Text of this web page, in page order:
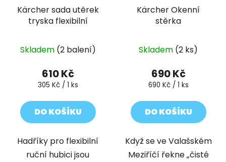
Kärcher sada utěrek
tryska flexibilní
Skladem (2 balení)
610 Kč
Měrná
305 Kč / 1 ks
DO KOŠÍKU
Hadříky pro flexibilní
ruční hubici jsou
Kärcher Okenní
stěrka
Skladem (2 ks)
690 Kč
Měrná
690 Kč / 1 ks
DO KOŠÍKU
Když se ve Valašském
Meziříčí řekne „čisté